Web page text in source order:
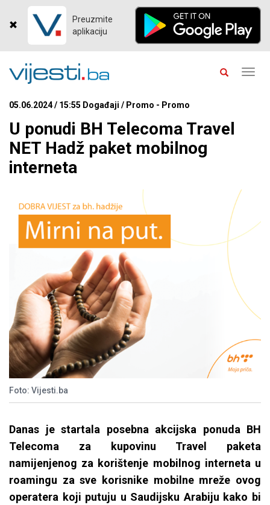
Preuzmite
aplikaciju
05.06.2024 / 15:55 Događaji / Promo - Promo
U ponudi BH Telecoma Travel
NET Hadž paket mobilnog
interneta
Foto: Vijesti.ba
Danas je startala posebna akcijska ponuda BH
Telecoma za kupovinu Travel paketa
namijenjenog za korištenje mobilnog interneta u
roamingu za sve korisnike mobilne mreže ovog
operatera koji putuju u Saudijsku Arabiju kako bi